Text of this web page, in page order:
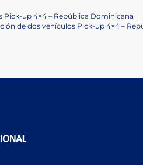
Pick-up 4×4 – República Dominicana
de dos vehículos Pick-up 4×4 –